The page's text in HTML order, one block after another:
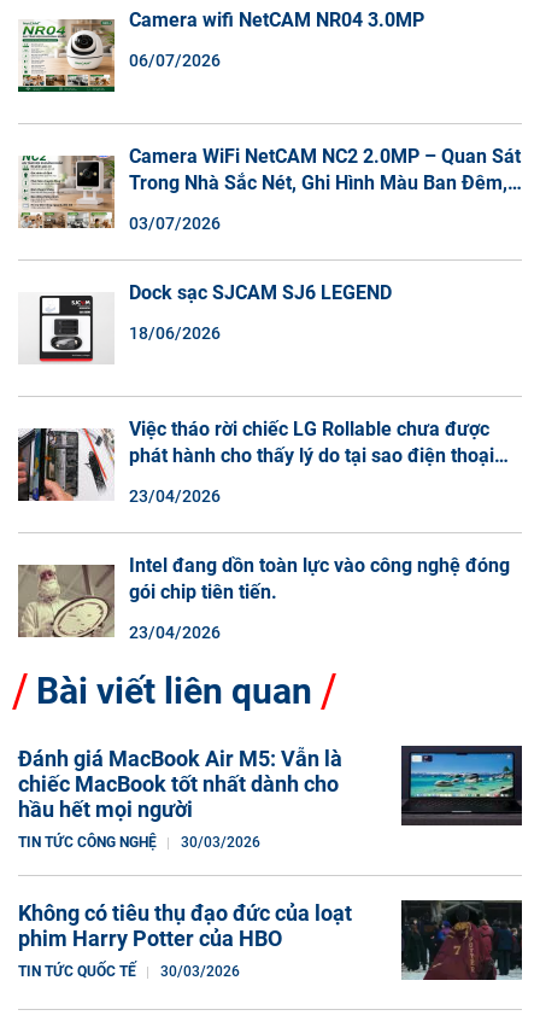
Camera wifi NetCAM NR04 3.0MP
06/07/2026
Camera WiFi NetCAM NC2 2.0MP – Quan Sát
Trong Nhà Sắc Nét, Ghi Hình Màu Ban Đêm,
03/07/2026
Dock sạc SJCAM SJ6 LEGEND
18/06/2026
Việc tháo rời chiếc LG Rollable chưa được
phát hành cho thấy lý do tại sao điện thoại
23/04/2026
Intel đang dồn toàn lực vào công nghệ đóng
gói chip tiên tiến.
23/04/2026
Bài viết liên quan
Đánh giá MacBook Air M5: Vẫn là
chiếc MacBook tốt nhất dành cho
hầu hết mọi người
TIN TỨC CÔNG NGHỆ 30/03/2026
Không có tiêu thụ đạo đức của loạt
phim Harry Potter của HBO
TIN TỨC QUỐC TẾ 30/03/2026